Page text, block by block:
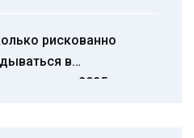
рискованно
в
в 2025 году: